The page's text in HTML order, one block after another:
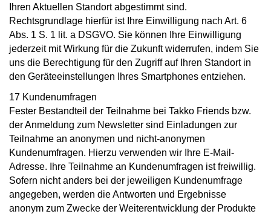
Ihren Aktuellen Standort abgestimmt sind.
Rechtsgrundlage hierfür ist Ihre Einwilligung nach Art. 6
Abs. 1 S. 1 lit. a DSGVO. Sie können Ihre Einwilligung
jederzeit mit Wirkung für die Zukunft widerrufen, indem Sie
uns die Berechtigung für den Zugriff auf Ihren Standort in
den Geräteeinstellungen Ihres Smartphones entziehen.
17 Kundenumfragen
Fester Bestandteil der Teilnahme bei Takko Friends bzw.
der Anmeldung zum Newsletter sind Einladungen zur
Teilnahme an anonymen und nicht-anonymen
Kundenumfragen. Hierzu verwenden wir Ihre E-Mail-
Adresse. Ihre Teilnahme an Kundenumfragen ist freiwillig.
Sofern nicht anders bei der jeweiligen Kundenumfrage
angegeben, werden die Antworten und Ergebnisse
anonym zum Zwecke der Weiterentwicklung der Produkte